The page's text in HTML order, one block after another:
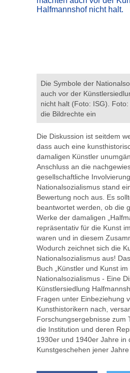
Die Symbole der
auch vor der
nicht halt (Foto: ISG).
die Bildrechte ein
Die Diskussion ist seitdem
dass auch eine
damaligen Künstler
Anschluss an die
gesellschaftliche
Nationalsozialismus stand
Bewertung noch aus. Es
beantwortet werden, ob die
Werke der damaligen
repräsentativ für die Kunst
waren und in diesem
Wodurch zeichnet sich die
Nationalsozialismus aus!
Buch „Künstler und Kunst im
Nationalsozialismus - Eine
Künstlersiedlung
Fragen unter Einbeziehung
Kunsthistorikern nach,
Forschungsergebnisse zum
die Institution und deren
1930er und 1940er Jahre in
Kunstgeschehen jener Jahre